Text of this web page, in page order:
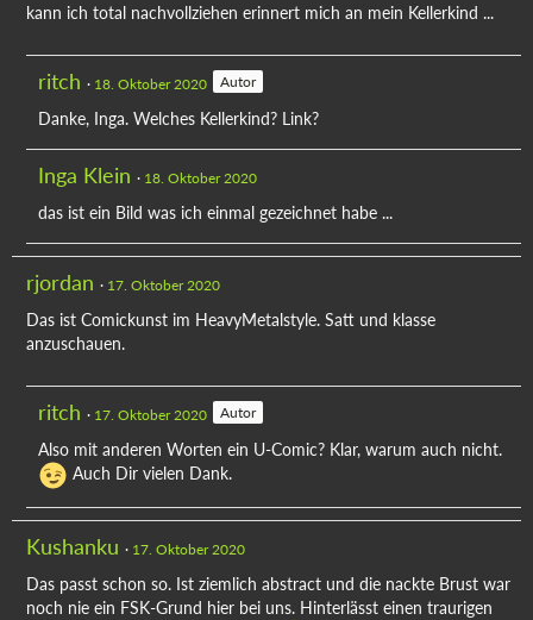
kann ich total nachvollziehen erinnert mich an mein Kellerkind ...
ritch 18. Oktober 2020 Autor
Danke, Inga. Welches Kellerkind? Link?
Inga Klein 18. Oktober 2020
das ist ein Bild was ich einmal gezeichnet habe ...
rjordan 17. Oktober 2020
Das ist Comickunst im HeavyMetalstyle. Satt und klasse
anzuschauen.
ritch 17. Oktober 2020 Autor
Also mit anderen Worten ein U-Comic? Klar, warum auch nicht.
Auch Dir vielen Dank.
Kushanku 17. Oktober 2020
Das passt schon so. Ist ziemlich abstract und die nackte Brust war
noch nie ein FSK-Grund hier bei uns. Hinterlässt einen traurigen